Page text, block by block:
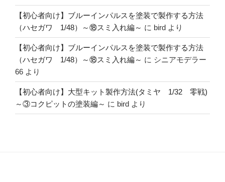
【初心者向け】ブルーインパルスを塗装で製作する方法
（ハセガワ 1/48）～⑱スミ入れ編～ に bird より
【初心者向け】ブルーインパルスを塗装で製作する方法
（ハセガワ 1/48）～⑱スミ入れ編～ に シニアモデラー
66 より
【初心者向け】大型キット製作方法(タミヤ 1/32 零戦)
～③コクピットの塗装編～ に bird より